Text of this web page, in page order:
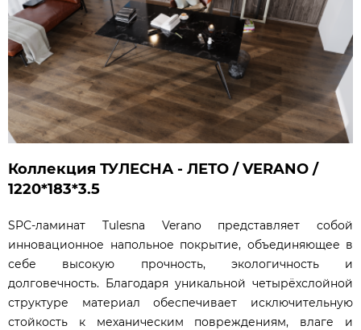
Коллекция ТУЛЕСНА - ЛЕТО / VERANO /
1220*183*3.5
SPC-ламинат Tulesna Verano представляет собой
инновационное напольное покрытие, объединяющее в
себе высокую прочность, экологичность и
долговечность. Благодаря уникальной четырёхслойной
структуре материал обеспечивает исключительную
стойкость к механическим повреждениям, влаге и